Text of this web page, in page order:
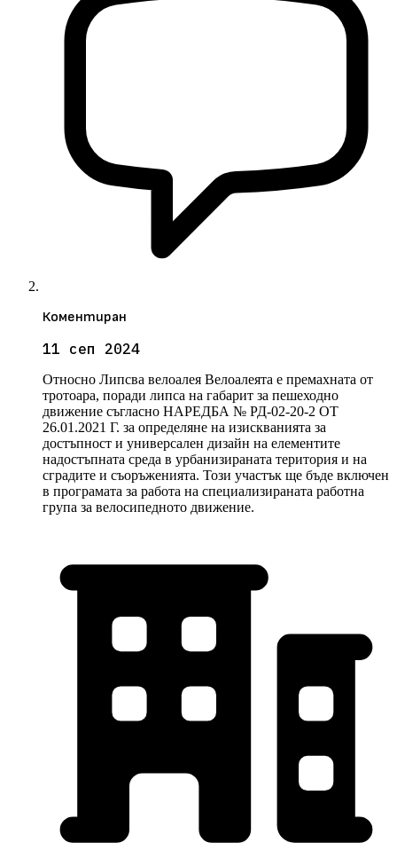
Коментиран
11 сеп 2024
Относно Липсва велоалея Велоалеята е премахната от
тротоара, поради липса на габарит за пешеходно
движение съгласно НАРЕДБА № РД-02-20-2 ОТ
26.01.2021 Г. за определяне на изискванията за
достъпност и универсален дизайн на елементите
надостъпната среда в урбанизираната територия и на
сградите и съоръженията. Този участък ще бъде включен
в програмата за работа на специализираната работна
група за велосипедното движение.